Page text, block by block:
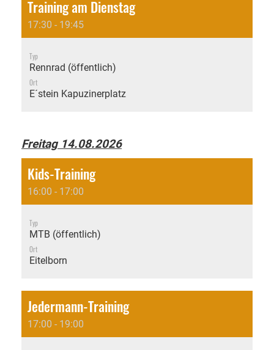
Training am Dienstag
17:30 - 19:45
Typ
Rennrad (öffentlich)
Ort
E´stein Kapuzinerplatz
Freitag 14.08.2026
Kids-Training
16:00 - 17:00
Typ
MTB (öffentlich)
Ort
Eitelborn
Jedermann-Training
17:00 - 19:00